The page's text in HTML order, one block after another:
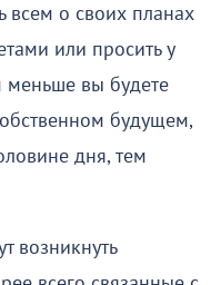
всем о своих планах
или просить у
меньше вы будете
будущем,
дня, тем
возникнуть